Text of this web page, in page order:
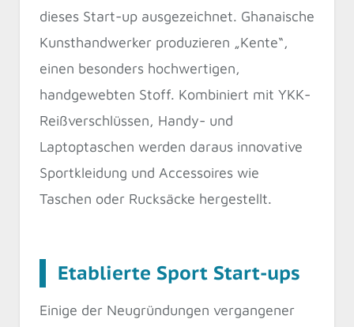
dieses Start-up ausgezeichnet. Ghanaische
Kunsthandwerker produzieren „Kente“,
einen besonders hochwertigen,
handgewebten Stoff. Kombiniert mit YKK-
Reißverschlüssen, Handy- und
Laptoptaschen werden daraus innovative
Sportkleidung und Accessoires wie
Taschen oder Rucksäcke hergestellt.
Etablierte Sport Start-ups
Einige der Neugründungen vergangener